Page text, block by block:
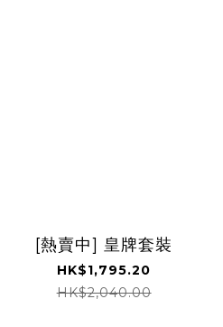
[熱賣中] 皇牌套裝
HK$1,795.20
HK$2,040.00